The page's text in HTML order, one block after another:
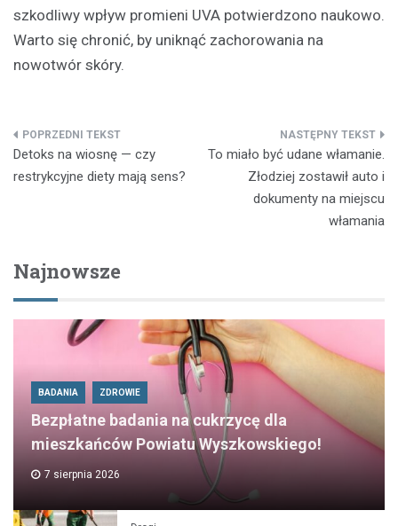
szkodliwy wpływ promieni UVA potwierdzono naukowo.
Warto się chronić, by uniknąć zachorowania na
nowotwór skóry.
Nawigacja
wpisu
Detoks na wiosnę — czy
restrykcyjne diety mają sens?
To miało być udane włamanie.
Złodziej zostawił auto i
dokumenty na miejscu
włamania
Najnowsze
BADANIA ZDROWIE
Bezpłatne badania na cukrzycę dla
mieszkańców Powiatu Wyszkowskiego!
7 sierpnia 2026